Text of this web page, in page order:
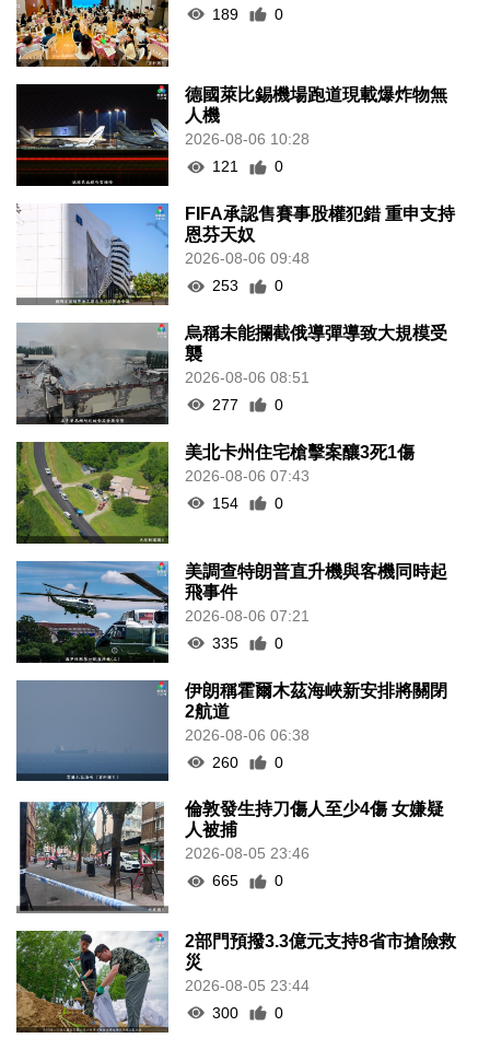
189
0
德國萊比錫機場跑道現載爆炸物無
人機
2026-08-06 10:28
121
0
FIFA承認售賽事股權犯錯 重申支持
恩芬天奴
2026-08-06 09:48
253
0
烏稱未能攔截俄導彈導致大規模受
襲
2026-08-06 08:51
277
0
美北卡州住宅槍擊案釀3死1傷
2026-08-06 07:43
154
0
美調查特朗普直升機與客機同時起
飛事件
2026-08-06 07:21
335
0
伊朗稱霍爾木茲海峽新安排將關閉
2航道
2026-08-06 06:38
260
0
倫敦發生持刀傷人至少4傷 女嫌疑
人被捕
2026-08-05 23:46
665
0
2部門預撥3.3億元支持8省市搶險救
災
2026-08-05 23:44
300
0